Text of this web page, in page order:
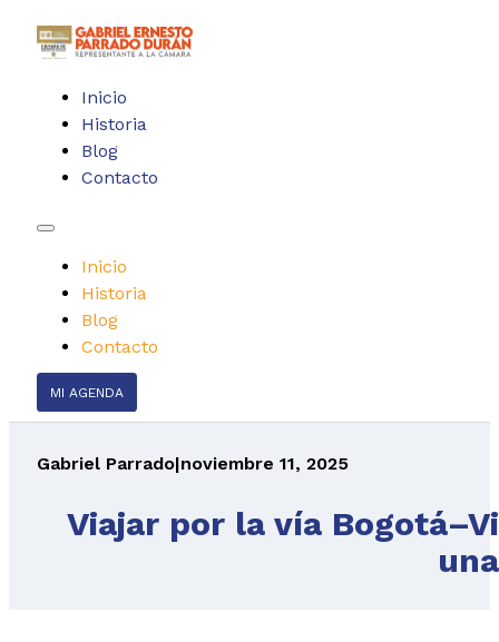
Inicio
Historia
Blog
Contacto
Inicio
Historia
Blog
Contacto
MI AGENDA
Gabriel Parrado|noviembre 11, 2025
Viajar por la vía